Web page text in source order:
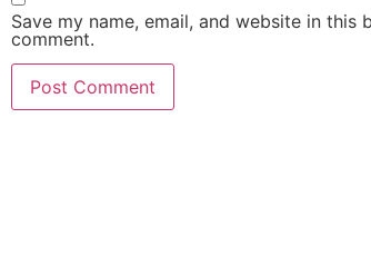
Save my name, email, and website in this
comment.